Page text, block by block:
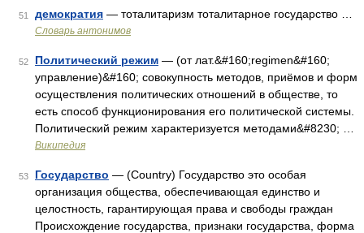
51 демократия — тоталитаризм тоталитарное государство …
Словарь антонимов
52 Политический режим — (от лат.&#160;regimen&#160;
управление)&#160; совокупность методов, приёмов и форм
осуществления политических отношений в обществе, то
есть способ функционирования его политической системы.
Политический режим характеризуется методами&#8230; …
Википедия
53 Государство — (Country) Государство это особая
организация общества, обеспечивающая единство и
целостность, гарантирующая права и свободы граждан
Происхождение государства, признаки государства, форма